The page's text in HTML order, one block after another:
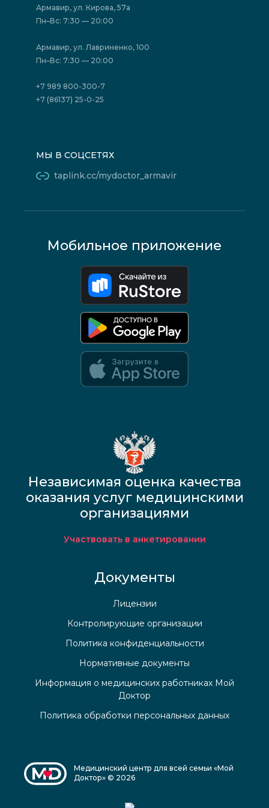
Фотогалерея
Политика конфиденциальности
Акции
Акции
Отзывы
Государственные программы
Юридическим лицам
Армавир, ул. Кирова, 57а
Пн–Вс: 7:30 — 20:00
Армавир, ул. Лавриненко, 100
Пн–Вс: 7:30 — 20:00
+7 989 800-300-7
+7 (86137) 25-0-25
МЫ В СОЦСЕТЯХ
taplink.cc/mydoctor_armavir
Мобильное приложение
Независимая оценка качества
оказания услуг медицинскими
организациями
Участвовать в анкетировании
Документы
Лицензии
Контролирующие организации
Политика конфиденциальности
Нормативные документы
Информация о медицинских работниках Мой
Доктор
Политика обработки персональных данных
Медицинский центр для всей семьи «Мой
Доктор» © 2026